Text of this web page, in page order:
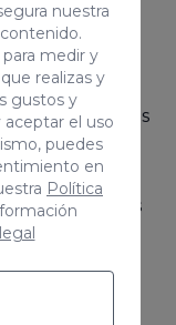
nuestra
medir y
realizas y
gustos y
el uso
puedes
en
Política
estén presentes
será más
dos o tres
sean los
sabiendo
las redes